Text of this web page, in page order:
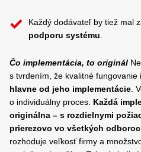
Každý dodávateľ by tiež mal
podporu systému
Čo implementácia, to originál
s tvrdením, že kvalitné fungovanie
hlavne od jeho implementácie .
o individuálny proces. Každá
originálna – s rozdielnymi
prierezovo vo všetkých
rozhoduje veľkosť firmy a